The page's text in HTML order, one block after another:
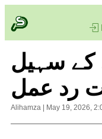
کے سہیل
رد عمل
Alihamza May 19, 2026,